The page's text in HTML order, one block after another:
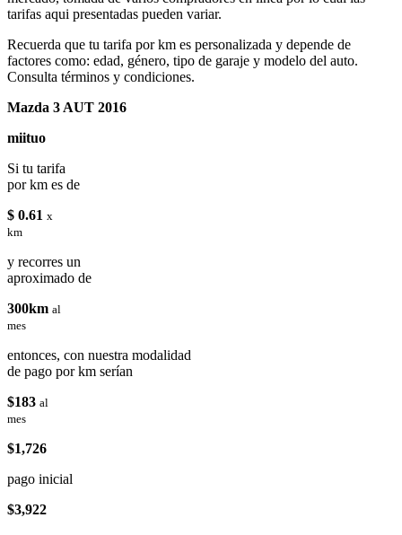
tarifas aqui presentadas pueden variar.
Recuerda que tu tarifa por km es personalizada y depende de
factores como: edad, género, tipo de garaje y modelo del auto.
Consulta términos y condiciones.
Mazda 3 AUT 2016
miituo
Si tu tarifa
por km es de
$ 0.61 x
km
y recorres un
aproximado de
300km al
mes
entonces, con nuestra modalidad
de pago por km serían
$183 al
mes
$1,726
pago inicial
$3,922